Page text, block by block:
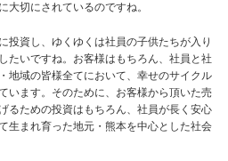
切にされているのですね。
投資し、ゆくゆくは社員の子供たちが入り
たいですね。お客様はもちろん、社員と社
地域の皆様全てにおいて、幸せのサイクル
います。そのために、お客様から頂いた売
るための投資はもちろん、社員が長く安心
生まれ育った地元・熊本を中心とした社会